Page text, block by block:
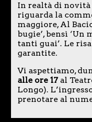
In realtà di novità
riguarda la
maggiore, Al
bugie’, bensì
tanti guai’. Le
garantite.
Vi aspettiamo,
alle ore 17al
Longo).
prenotare al